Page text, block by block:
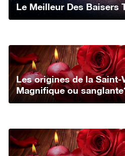
Le Meilleur Des Baisers
Les origines de la Saint-
Magnifique ou